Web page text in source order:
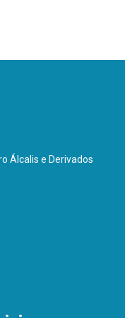
Álcalis e Derivados